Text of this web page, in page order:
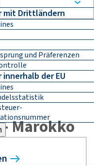
mit Drittländern
und Präferenzen
der EU
Marokko